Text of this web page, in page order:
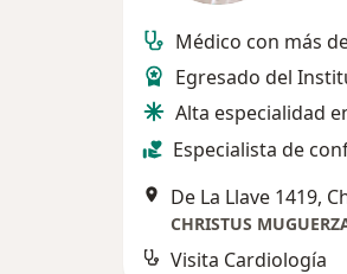
Médico con más
Egresado del
Alta especialidad
Especialista de
De La Llave 1419,
Visita Cardiología